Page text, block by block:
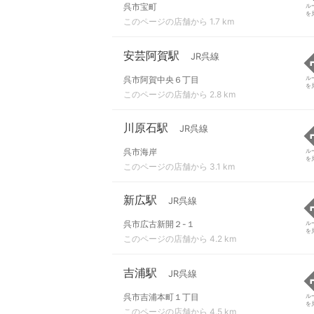
呉市宝町
このページの店舗から 1.7 km
ル
を
安芸阿賀駅 JR呉線
呉市阿賀中央６丁目
このページの店舗から 2.8 km
ル
を
川原石駅 JR呉線
呉市海岸
このページの店舗から 3.1 km
ル
を
新広駅 JR呉線
呉市広古新開２-１
このページの店舗から 4.2 km
ル
を
吉浦駅 JR呉線
呉市吉浦本町１丁目
このページの店舗から 4.5 km
ル
を